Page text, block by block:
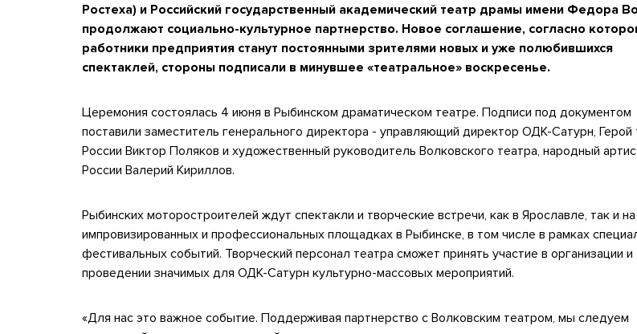
Ростеха) и Российский государственный академический театр драмы имени Федора
продолжают социально-культурное партнерство. Новое соглашение, согласно
работники предприятия станут постоянными зрителями новых и уже полюбившихся
спектаклей, стороны подписали в минувшее «театральное» воскресенье.
Церемония состоялась 4 июня в Рыбинском драматическом театре. Подписи под документом
поставили заместитель генерального директора - управляющий директор ОДК-Сатурн, Герой
России Виктор Поляков и художественный руководитель Волковского театра, народный
России Валерий Кириллов.
Рыбинских моторостроителей ждут спектакли и творческие встречи, как в Ярославле, так и на
импровизированных и профессиональных площадках в Рыбинске, в том числе в рамках
фестивальных событий. Творческий персонал театра сможет принять участие в организации и
проведении значимых для ОДК-Сатурн культурно-массовых мероприятий.
«Для нас это важное событие. Поддерживая партнерство с Волковским театром, мы следуем